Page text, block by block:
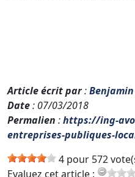
Article écrit par:
Date: 07/03/2018
Permalien :https://ing-
entreprises-publiques-
4 pour 572
Evaluez cet article :